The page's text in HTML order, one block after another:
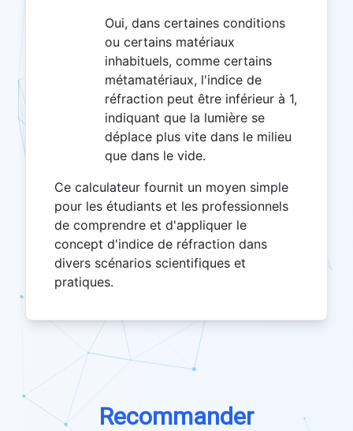
Oui, dans certaines conditions
ou certains matériaux
inhabituels, comme certains
métamatériaux, l'indice de
réfraction peut être inférieur à 1,
indiquant que la lumière se
déplace plus vite dans le milieu
que dans le vide.
Ce calculateur fournit un moyen simple
pour les étudiants et les professionnels
de comprendre et d'appliquer le
concept d'indice de réfraction dans
divers scénarios scientifiques et
pratiques.
Recommander